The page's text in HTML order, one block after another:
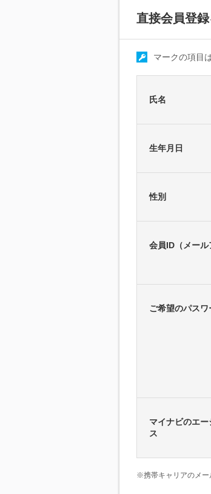
直接会員登
マークの項目
氏名
生年月日
性別
会員ID（メール
ご希望のパスワ
マイナビのエ
ス
※携帯キャリアのメー